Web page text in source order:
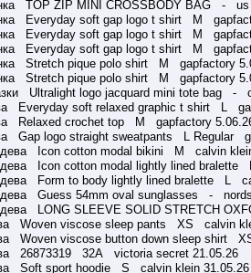
TOP ZIP MINI CROSSBODY BAG - us
Everyday soft gap logo t shirt M
Everyday soft gap logo t shirt M
Everyday soft gap logo t shirt M
Stretch pique polo shirt M gapfactory
Stretch pique polo shirt M gapfactory
Ultralight logo jacquard mini tote bag -
Everyday soft relaxed graphic t shirt L
Relaxed crochet top M gapfactory
Gap logo straight sweatpants L Regular
Icon cotton modal bikini M calvin
Icon cotton modal lightly lined
Form to body lightly lined bralette L
Guess 54mm oval sunglasses -
LONG SLEEVE SOLID STRETCH
Woven viscose sleep pants XS calvin
Woven viscose button down sleep shirt
26873319 32A victoria secret 21.05.26
Soft sport hoodie S calvin klein 31.05.26